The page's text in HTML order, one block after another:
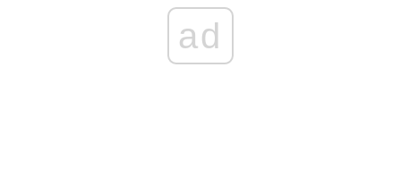
ad